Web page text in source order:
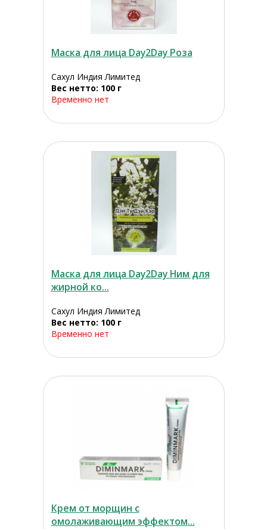
Маска для лица Day2Day Роза
Сахул Индия Лимитед
Вес нетто: 100 г
Временно нет
Маска для лица Day2Day Ним для
жирной ко...
Сахул Индия Лимитед
Вес нетто: 100 г
Временно нет
Крем от морщин с
омолаживающим эффектом...